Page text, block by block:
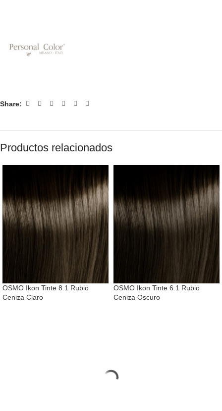
Share:
Productos relacionados
OSMO Ikon Tinte 8.1 Rubio
Ceniza Claro
OSMO Ikon Tinte 6.1 Rubio
Ceniza Oscuro